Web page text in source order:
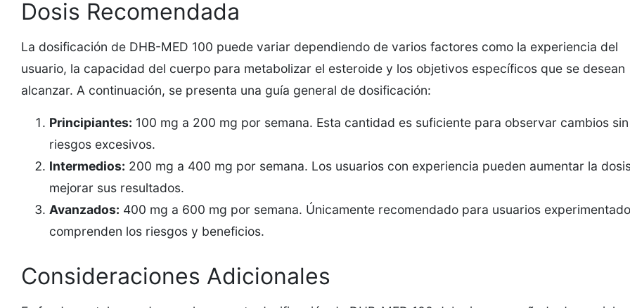
Dosis Recomendada
La dosificación de DHB-MED 100 puede variar dependiendo de varios factores como la experiencia del
usuario, la capacidad del cuerpo para metabolizar el esteroide y los objetivos específicos que se desean
alcanzar. A continuación, se presenta una guía general de dosificación:
Principiantes: 100 mg a 200 mg por semana. Esta cantidad es suficiente para observar cambios sin
riesgos excesivos.
Intermedios: 200 mg a 400 mg por semana. Los usuarios con experiencia pueden aumentar la
mejorar sus resultados.
Avanzados: 400 mg a 600 mg por semana. Únicamente recomendado para usuarios
comprenden los riesgos y beneficios.
Consideraciones Adicionales